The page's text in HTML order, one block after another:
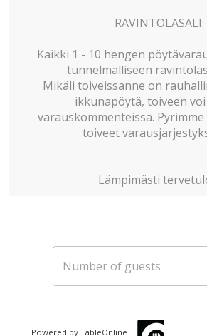
RAVINTOLASALI:
Kaikki 1 - 10 hengen
tunnelmalliseen
Mikäli toiveissanne on
ikkunapöytä, toiveen
varauskommenteissa.
toiveet
Lämpimästi
Powered by TableOnline